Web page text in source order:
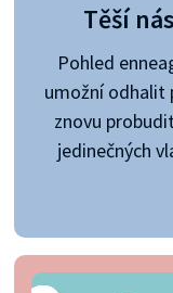
Těší
Pohled
umožní odhalit
znovu
jedinečných